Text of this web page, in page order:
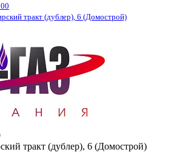
тракт (дублер), 6 (Домострой)
тракт (дублер), 6 (Домострой)